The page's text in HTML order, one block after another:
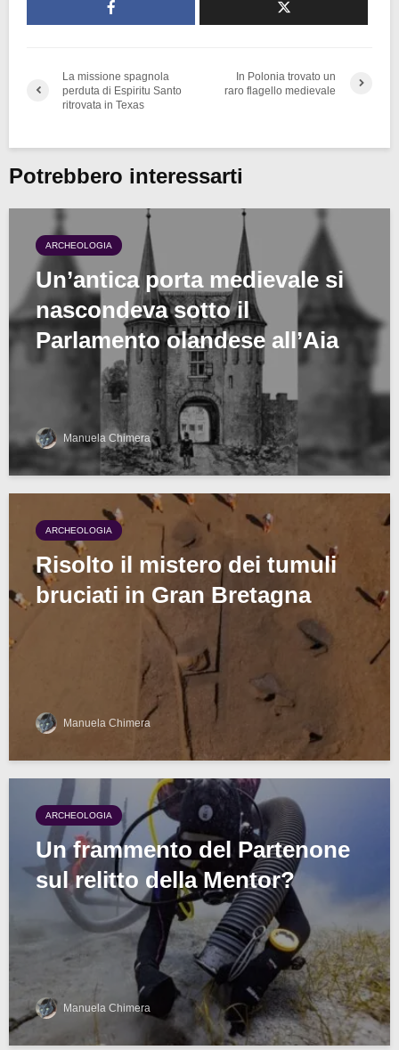
La missione spagnola
perduta di Espiritu Santo
ritrovata in Texas
In Polonia trovato un
raro flagello medievale
Potrebbero interessarti
ARCHEOLOGIA
Un’antica porta medievale si
nascondeva sotto il
Parlamento olandese all’Aia
Manuela Chimera
ARCHEOLOGIA
Risolto il mistero dei tumuli
bruciati in Gran Bretagna
Manuela Chimera
ARCHEOLOGIA
Un frammento del Partenone
sul relitto della Mentor?
Manuela Chimera